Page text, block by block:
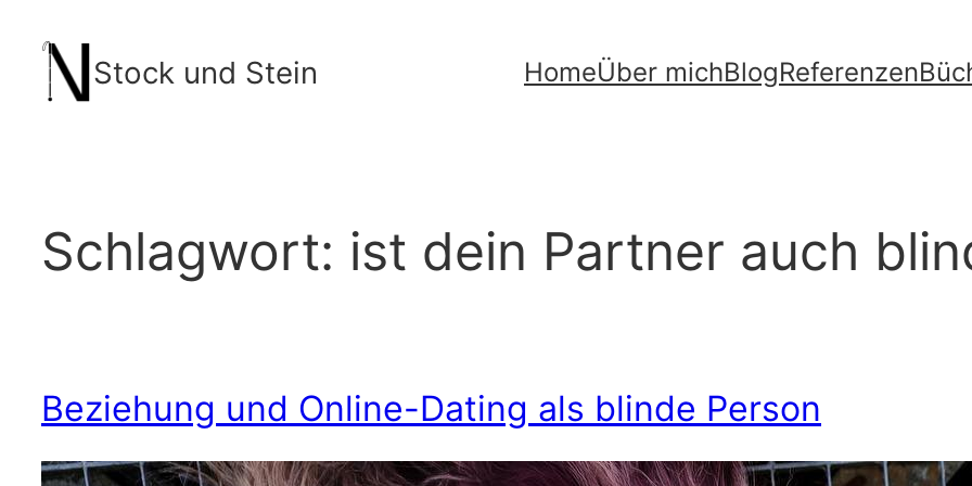
Inhalt
springen
Stock und Stein HomeÜber michBlogReferenzen
Schlagwort: ist dein Partner auch
Beziehung und Online-Dating als blinde Person